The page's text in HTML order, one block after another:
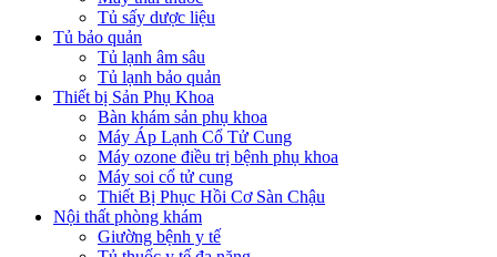
Tủ sấy dược liệu
Tủ bảo quản
Tủ lạnh âm sâu
Tủ lạnh bảo quản
Thiết bị Sản Phụ Khoa
Bàn khám sản phụ khoa
Máy Áp Lạnh Cổ Tử Cung
Máy ozone điều trị bệnh phụ khoa
Máy soi cổ tử cung
Thiết Bị Phục Hồi Cơ Sàn Chậu
Nội thất phòng khám
Giường bệnh y tế